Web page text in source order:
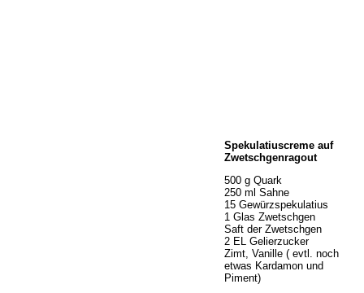
Spekulatiuscreme auf
Zwetschgenragout
500 g Quark
250 ml Sahne
15 Gewürzspekulatius
1 Glas Zwetschgen
Saft der Zwetschgen
2 EL Gelierzucker
Zimt, Vanille ( evtl. noch
etwas Kardamon und
Piment)